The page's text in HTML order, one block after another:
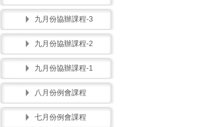
九月份協辦課程-3
九月份協辦課程-2
九月份協辦課程-1
八月份例會課程
七月份例會課程